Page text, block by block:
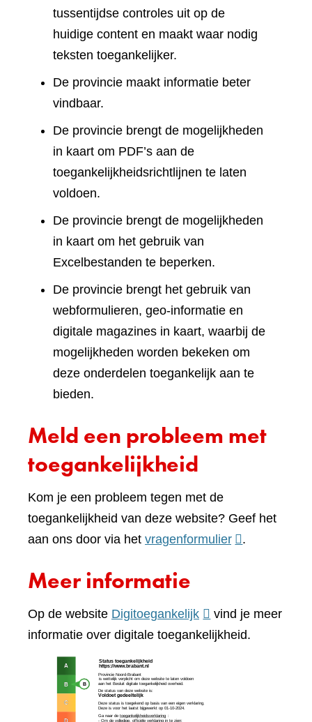
tussentijdse controles uit op de
huidige content en maakt waar nodig
teksten toegankelijker.
De provincie maakt informatie beter
vindbaar.
De provincie brengt de mogelijkheden
in kaart om PDF’s aan de
toegankelijkheidsrichtlijnen te laten
voldoen.
De provincie brengt de mogelijkheden
in kaart om het gebruik van
Excelbestanden te beperken.
De provincie brengt het gebruik van
webformulieren, geo-informatie en
digitale magazines in kaart, waarbij de
mogelijkheden worden bekeken om
deze onderdelen toegankelijk aan te
bieden.
Meld een probleem met
toegankelijkheid
Kom je een probleem tegen met de
toegankelijkheid van deze website? Geef het
aan ons door via het vragenformulier(verwijst
website)
.
Meer informatie
Op de website Digitoegankelijk(verwijst
naar
vind je meer
informatie over digitale toegankelijkheid.